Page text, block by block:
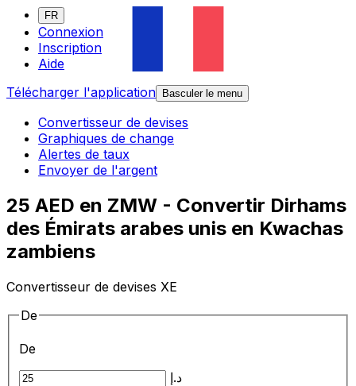
FR
Connexion
Inscription
Aide
Télécharger l'application
Basculer le menu
Convertisseur de devises
Graphiques de change
Alertes de taux
Envoyer de l'argent
25 AED en ZMW - Convertir Dirhams
des Émirats arabes unis en Kwachas
zambiens
Convertisseur de devises XE
De
De
د.إ